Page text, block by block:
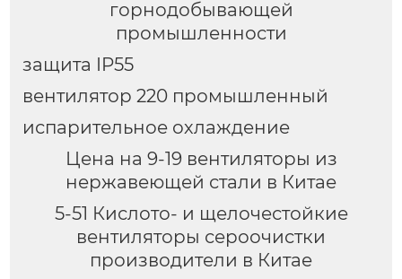
горнодобывающей
промышленности
защита IP55
вентилятор 220 промышленный
испарительное охлаждение
Цена на 9-19 вентиляторы из
нержавеющей стали в Китае
5-51 Кислото- и щелочестойкие
вентиляторы сероочистки
производители в Китае